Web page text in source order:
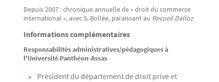
Depuis 2007 : chronique annuelle de « droit du commerce
international », avec S. Bollée, paraissant au Recueil Dalloz
Informations complémentaires
Responsabilités administratives/pédagogiques à
l'Université Panthéon-Assas
Président du département de droit privé et